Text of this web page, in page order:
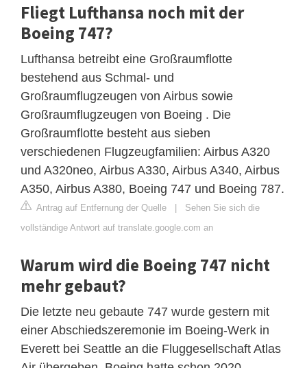
Fliegt Lufthansa noch mit der
Boeing 747?
Lufthansa betreibt eine Großraumflotte
bestehend aus Schmal- und
Großraumflugzeugen von Airbus sowie
Großraumflugzeugen von Boeing . Die
Großraumflotte besteht aus sieben
verschiedenen Flugzeugfamilien: Airbus A320
und A320neo, Airbus A330, Airbus A340, Airbus
A350, Airbus A380, Boeing 747 und Boeing 787.
Antrag auf Entfernung der Quelle | Sehen Sie sich die
vollständige Antwort auf translate.google.com an
Warum wird die Boeing 747 nicht
mehr gebaut?
Die letzte neu gebaute 747 wurde gestern mit
einer Abschiedszeremonie im Boeing-Werk in
Everett bei Seattle an die Fluggesellschaft Atlas